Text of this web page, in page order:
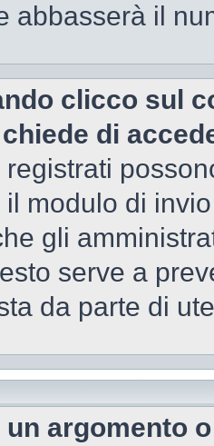
abbasserà il
clicco sul
di
modulo di
gli
serve a
da parte di
un argomento